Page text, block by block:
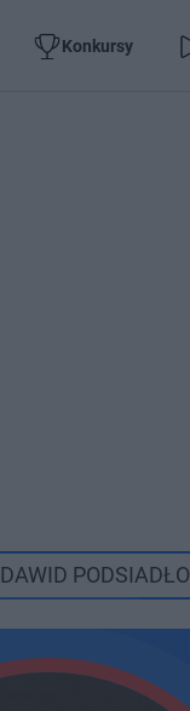
Konkursy
DAWID PODSIADŁO